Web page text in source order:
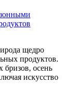
щедро
продуктов.
бризов, осень
искусство